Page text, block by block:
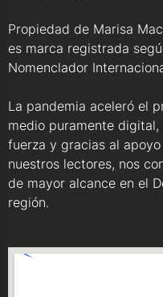
Propiedad de Marisa
es marca registrada
Nomenclador
La pandemia aceleró el
medio puramente
fuerza y gracias al
nuestros lectores, nos
de mayor alcance en el
región.